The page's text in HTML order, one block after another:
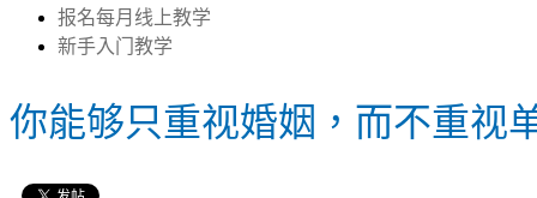
报名每月线上教学
新手入门教学
你能够只重视婚姻，而不重视